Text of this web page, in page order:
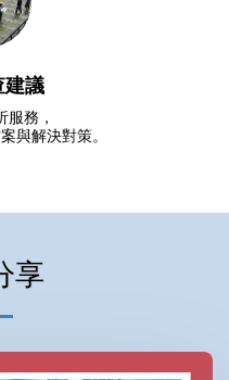
建議
服務，
與解決對策。
享